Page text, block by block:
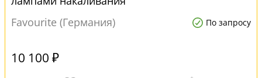
Favourite (Германия)
По запросу
10 100 ₽